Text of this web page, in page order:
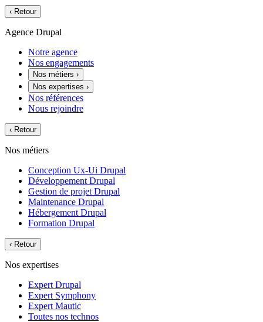
‹ Retour
Agence Drupal
Notre agence
Nos engagements
Nos métiers ›
Nos expertises ›
Nos références
Nous rejoindre
‹ Retour
Nos métiers
Conception Ux-Ui Drupal
Développement Drupal
Gestion de projet Drupal
Maintenance Drupal
Hébergement Drupal
Formation Drupal
‹ Retour
Nos expertises
Expert Drupal
Expert Symphony
Expert Mautic
Toutes nos technos